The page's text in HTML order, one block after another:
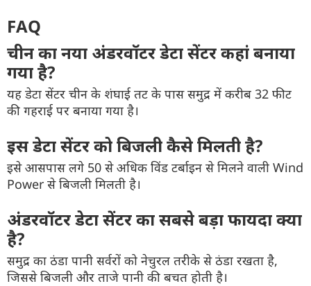
FAQ
चीन का नया अंडरवॉटर डेटा सेंटर कहां बनाया
गया है?
यह डेटा सेंटर चीन के शंघाई तट के पास समुद्र में करीब 32 फीट
की गहराई पर बनाया गया है।
इस डेटा सेंटर को बिजली कैसे मिलती है?
इसे आसपास लगे 50 से अधिक विंड टर्बाइन से मिलने वाली Wind
Power से बिजली मिलती है।
अंडरवॉटर डेटा सेंटर का सबसे बड़ा फायदा क्या
है?
समुद्र का ठंडा पानी सर्वरों को नेचुरल तरीके से ठंडा रखता है,
जिससे बिजली और ताजे पानी की बचत होती है।